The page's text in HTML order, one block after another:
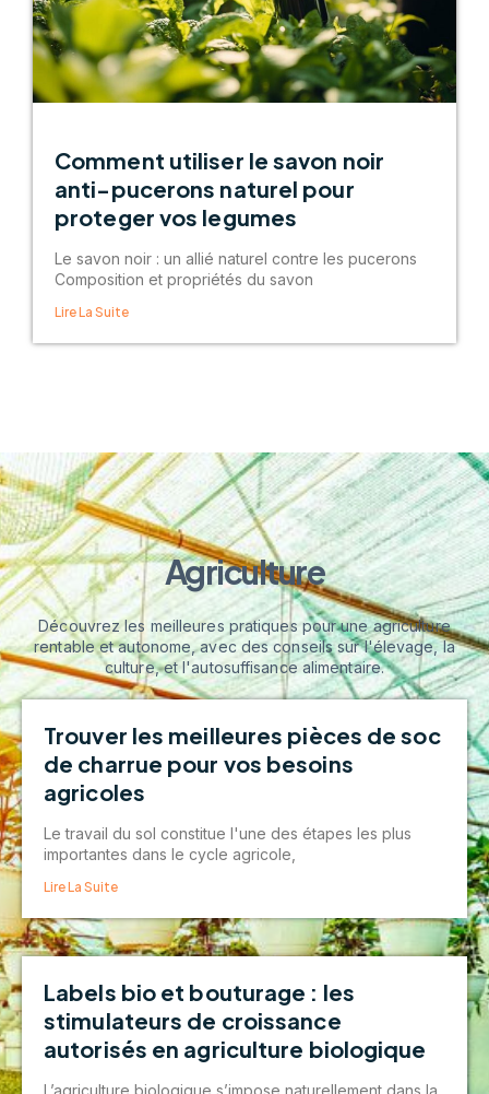
Comment utiliser le savon noir
anti-pucerons naturel pour
proteger vos legumes
Le savon noir : un allié naturel contre les pucerons
Composition et propriétés du savon
Lire La Suite
Agriculture
Découvrez les meilleures pratiques pour une agriculture
rentable et autonome, avec des conseils sur l'élevage, la
culture, et l'autosuffisance alimentaire.
Trouver les meilleures pièces de soc
de charrue pour vos besoins
agricoles
Le travail du sol constitue l'une des étapes les plus
importantes dans le cycle agricole,
Lire La Suite
Labels bio et bouturage : les
stimulateurs de croissance
autorisés en agriculture biologique